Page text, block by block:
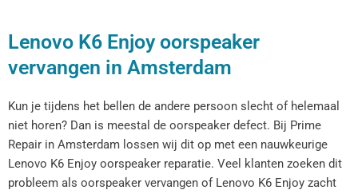
Lenovo K6 Enjoy oorspeaker
vervangen in Amsterdam
Kun je tijdens het bellen de andere persoon slecht of helemaal
niet horen? Dan is meestal de oorspeaker defect. Bij Prime
Repair in Amsterdam lossen wij dit op met een nauwkeurige
Lenovo K6 Enjoy oorspeaker reparatie. Veel klanten zoeken dit
probleem als oorspeaker vervangen of Lenovo K6 Enjoy zacht